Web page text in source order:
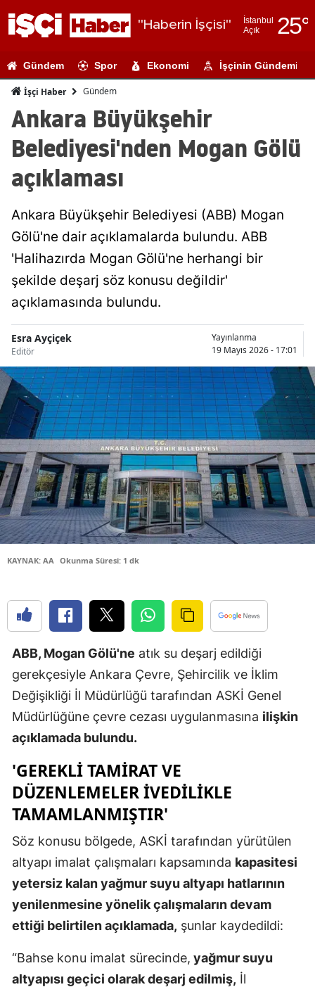
"Haberin İşçisi"
İstanbul
Açık
25°
Adıyaman
Amasya
Antalya
Artvin
Bitlis
Bolu
Burdur
Bursa
Çanakkale
Çankırı
Diyarbakır
Edirne
Elazığ
Erzincan
Gümüşhane
Hakkari
Hatay
Mersin
Gündem Spor Ekonomi İşçinin Gündemi
İşçi Haber Gündem
Ankara Büyükşehir
Belediyesi'nden Mogan Gölü
açıklaması
Ankara Büyükşehir Belediyesi (ABB) Mogan
Gölü'ne dair açıklamalarda bulundu. ABB
'Halihazırda Mogan Gölü'ne herhangi bir
şekilde deşarj söz konusu değildir'
açıklamasında bulundu.
Esra Ayçiçek
Editör
Yayınlanma
19 Mayıs 2026 - 17:01
KAYNAK: AA Okunma Süresi: 1 dk
ABB, Mogan Gölü'ne atık su deşarj edildiği
gerekçesiyle Ankara Çevre, Şehircilik ve İklim
Değişikliği İl Müdürlüğü tarafından ASKİ Genel
Müdürlüğüne çevre cezası uygulanmasına ilişkin
açıklamada bulundu.
'GEREKLI TAMIRAT VE
DÜZENLEMELER IVEDILIKLE
TAMAMLANMIŞTIR'
Söz konusu bölgede, ASKİ tarafından yürütülen
altyapı imalat çalışmaları kapsamında kapasitesi
yetersiz kalan yağmur suyu altyapı hatlarının
yenilenmesine yönelik çalışmaların devam
ettiği belirtilen açıklamada, şunlar kaydedildi:
“Bahse konu imalat sürecinde, yağmur suyu
altyapısı geçici olarak deşarj edilmiş, İl